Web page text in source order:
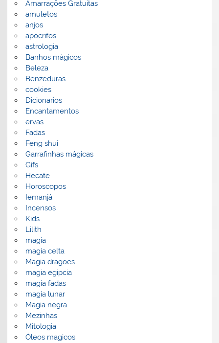
Amarrações Gratuitas
amuletos
anjos
apocrifos
astrologia
Banhos mágicos
Beleza
Benzeduras
cookies
Dicionarios
Encantamentos
ervas
Fadas
Feng shui
Garrafinhas mágicas
Gifs
Hecate
Horoscopos
Iemanjá
Incensos
Kids
Lilith
magia
magia celta
Magia dragoes
magia egipcia
magia fadas
magia lunar
Magia negra
Mezinhas
Mitologia
Óleos magicos